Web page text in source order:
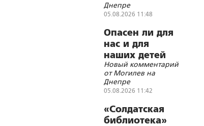
Днепре
05.08.2026 11:48
Опасен ли для
нас и для
наших детей
«бегущий
гуру»?
Новый комментарий
от Могилев на
Днепре
05.08.2026 11:42
«Солдатская
библиотека»